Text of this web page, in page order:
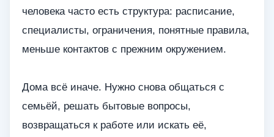
человека часто есть структура: расписание,
специалисты, ограничения, понятные правила,
меньше контактов с прежним окружением.
Дома всё иначе. Нужно снова общаться с
семьёй, решать бытовые вопросы,
возвращаться к работе или искать её,